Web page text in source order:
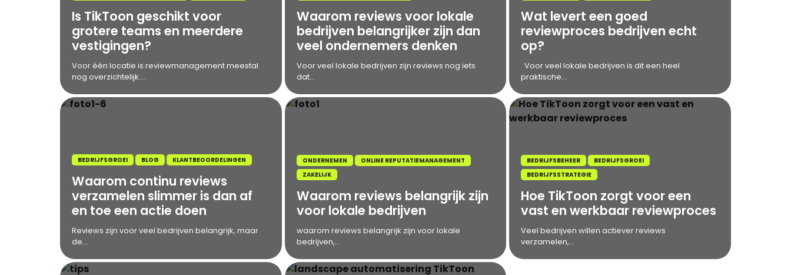
Is TikToon geschikt voor
grotere teams en meerdere
vestigingen?
Voor één locatie is reviewmanagement meestal
nog overzichtelijk....
Waarom reviews voor lokale
bedrijven belangrijker zijn dan
veel ondernemers denken
Voor veel lokale bedrijven zijn reviews nog iets
dat...
Wat levert een goed
reviewproces bedrijven echt
op?
Voor veel lokale bedrijven is dit een heel
praktische...
BEDRIJFSGROEI BLOG KLANTBEOORDELINGEN
Waarom continu reviews
verzamelen slimmer is dan af
en toe een actie doen
Reviews zijn voor veel bedrijven belangrijk, maar
de...
ONDERNEMEN
ONLINE REPUTATIEMANAGEMENT
ZAKELIJK
Waarom reviews belangrijk zijn
voor lokale bedrijven
waarom reviews belangrijk zijn voor lokale
bedrijven,...
BEDRIJFSBEHEER
BEDRIJFSGROEI
BEDRIJFSSTRATEGIE
Hoe TikToon zorgt voor een
vast en werkbaar reviewproces
Veel bedrijven willen actiever reviews
verzamelen,...